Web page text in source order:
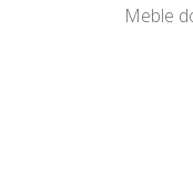
Meble